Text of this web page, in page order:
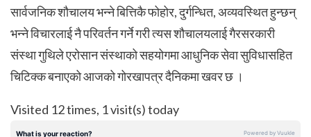
सार्वजनिक शौचालय भन्ने बित्तिकै फोहोर, दुर्गन्धित, अव्यवस्थित हुन्छन्
भन्ने विचारलाई नै परिवर्तन गर्ने गरी त्यस शौचालयलाई गैरसरकारी
संस्था गुथिले एरोसान संस्थाको सहयोगमा आधुनिक सेवा सुविधासहित
चिटिक्क बनाएको आजको गोरखापत्र दैनिकमा खवर छ ।
Visited 12 times, 1 visit(s) today